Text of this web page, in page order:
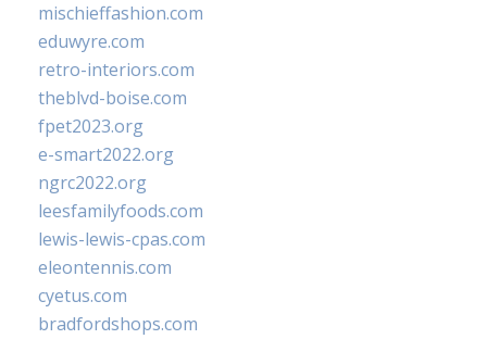
mischieffashion.com
eduwyre.com
retro-interiors.com
theblvd-boise.com
fpet2023.org
e-smart2022.org
ngrc2022.org
leesfamilyfoods.com
lewis-lewis-cpas.com
eleontennis.com
cyetus.com
bradfordshops.com